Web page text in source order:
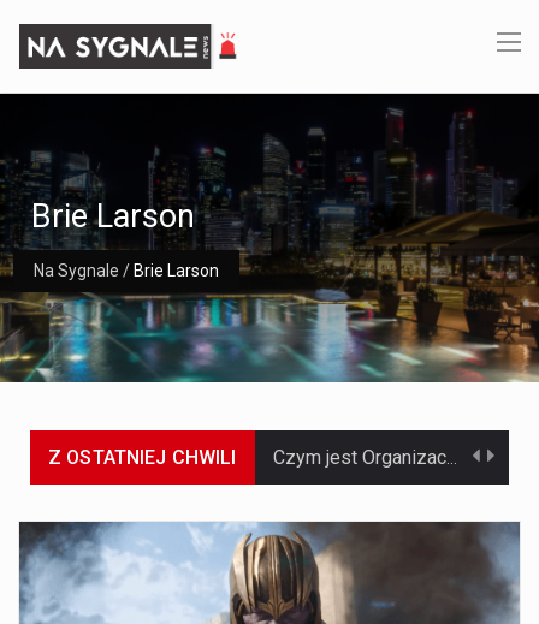
Na Sygnale / Brie Larson
Brie Larson
Z OSTATNIEJ CHWILI Czym jest Organizacja Traktatu Północnoatlantyckiego? Organizacja Traktatu Północnoatlantyckiego, powszechnie znana jako NATO, to międzynarodowy sojusz polityczno-wojskowy, który powstał 4 kwietnia 1949 roku. Został założony przez…